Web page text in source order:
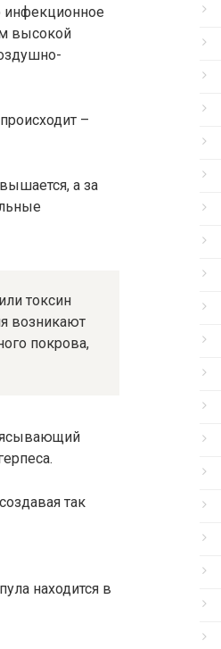
инфекционное
высокой
–
а за
токсин
возникают
покрова,
так
находится в